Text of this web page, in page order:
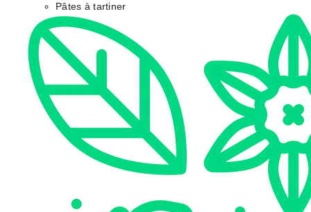
Pâtes à tartiner